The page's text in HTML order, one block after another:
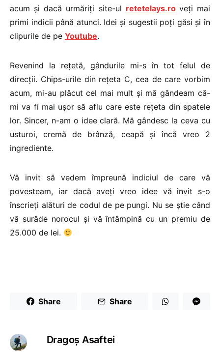
acum și dacă urmăriți site-ul retetelays.ro veți mai
primi indicii până atunci. Idei și sugestii poți găsi și în
clipurile de pe Youtube.
Revenind la rețetă, gândurile mi-s în tot felul de
direcții. Chips-urile din rețeta C, cea de care vorbim
acum, mi-au plăcut cel mai mult și mă gândeam că-
mi va fi mai ușor să aflu care este rețeta din spatele
lor. Sincer, n-am o idee clară. Mă gândesc la ceva cu
usturoi, cremă de brânză, ceapă și încă vreo 2
ingrediente.
Vă invit să vedem împreună indiciul de care vă
povesteam, iar dacă aveți vreo idee vă invit s-o
înscrieți alături de codul de pe pungi. Nu se știe când
vă surâde norocul și vă întâmpină cu un premiu de
25.000 de lei.
Share Share
Dragoş Asaftei